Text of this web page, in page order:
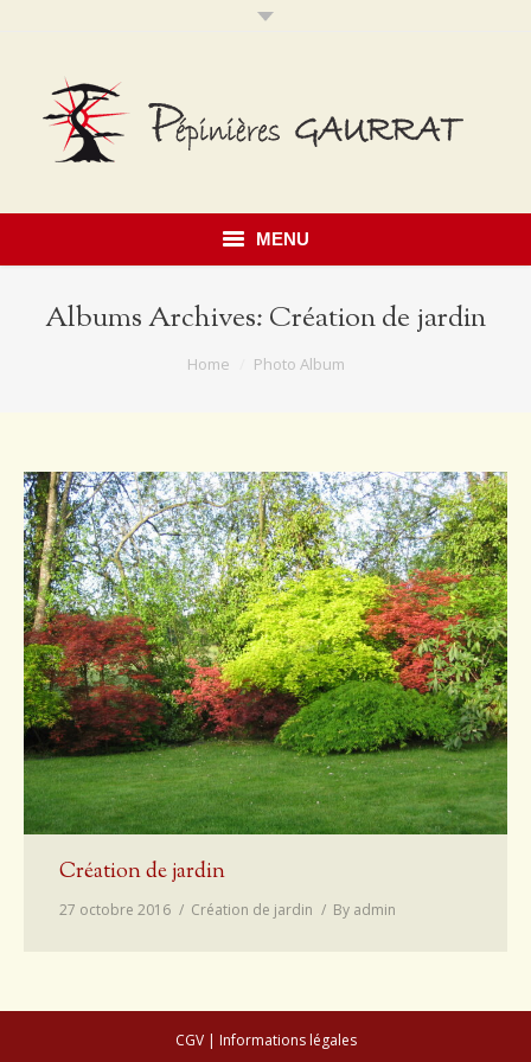
MENU
Accueil
Présentation
Érables du Japon
Conseils de plantation
Accès & Contact
Albums Archives: Création de jardin
Home Photo Album
Création de jardin
27 octobre 2016 Création de jardin By admin
CGV| Informations légales